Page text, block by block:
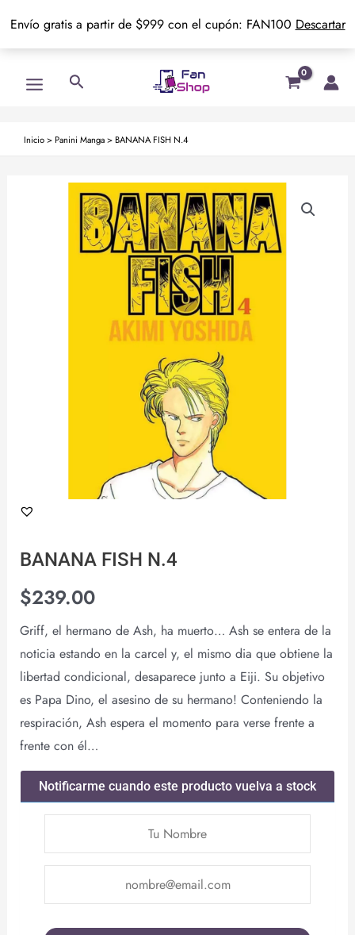
Envío gratis a partir de $999 con el cupón: FAN100 Descartar
Menu
Buscar
Inicio> Panini Manga> BANANA FISH N.4
BANANA FISH N.4
$239.00
Griff, el hermano de Ash, ha muerto… Ash se entera de la
noticia estando en la carcel y, el mismo dia que obtiene la
libertad condicional, desaparece junto a Eiji. Su objetivo
es Papa Dino, el asesino de su hermano! Conteniendo la
respiración, Ash espera el momento para verse frente a
frente con él…
Notificarme cuando este producto vuelva a stock